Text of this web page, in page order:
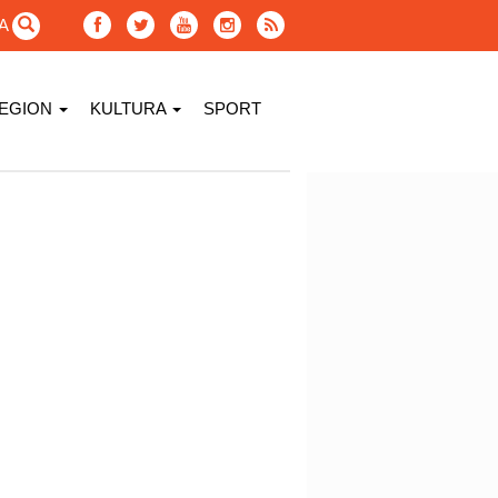
KULTURA SPORT